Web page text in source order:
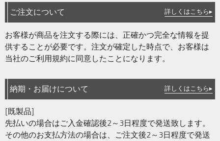
ご注文について 詳しくはこちら▸
お客様が商品を注文する際には、正確かつ完全な情報を提
供することが必要です。注文が確定した時点で、お客様は
当社のご利用規約に同意したことになります。
納期・お届けについて 詳しくはこちら▸
[既製品]
先払いの場合はご入金確認後2～3日程度で発送致します。
その他のお支払方法の場合は、ご注文後2～3日程度で発送